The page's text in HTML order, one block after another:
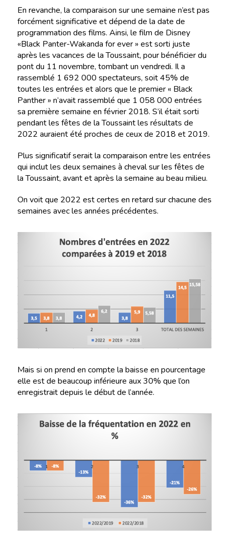
En revanche, la comparaison sur une semaine n’est pas
forcément significative et dépend de la date de
programmation des films. Ainsi, le film de Disney
«Black Panter-Wakanda for ever » est sorti juste
après les vacances de la Toussaint, pour bénéficier du
pont du 11 novembre, tombant un vendredi. Il a
rassemblé 1 692 000 spectateurs, soit 45% de
toutes les entrées et alors que le premier « Black
Panther » n’avait rassemblé que 1 058 000 entrées
sa première semaine en février 2018. S’il était sorti
pendant les fêtes de la Toussaint les résultats de
2022 auraient été proches de ceux de 2018 et 2019.
Plus significatif serait la comparaison entre les entrées
qui inclut les deux semaines à cheval sur les fêtes de
la Toussaint, avant et après la semaine au beau milieu.
On voit que 2022 est certes en retard sur chacune des
semaines avec les années précédentes.
Mais si on prend en compte la baisse en pourcentage
elle est de beaucoup inférieure aux 30% que l’on
enregistrait depuis le début de l’année.